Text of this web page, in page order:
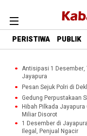
PERISTIWA PUBLIK
Antisipasi 1 Desember,
Jayapura
Pesan Sejuk Polri di
Gedung Perpustakaan
Hibah Pilkada
Miliar Disorot
1 Desember di
Ilegal, Penjual Ngacir